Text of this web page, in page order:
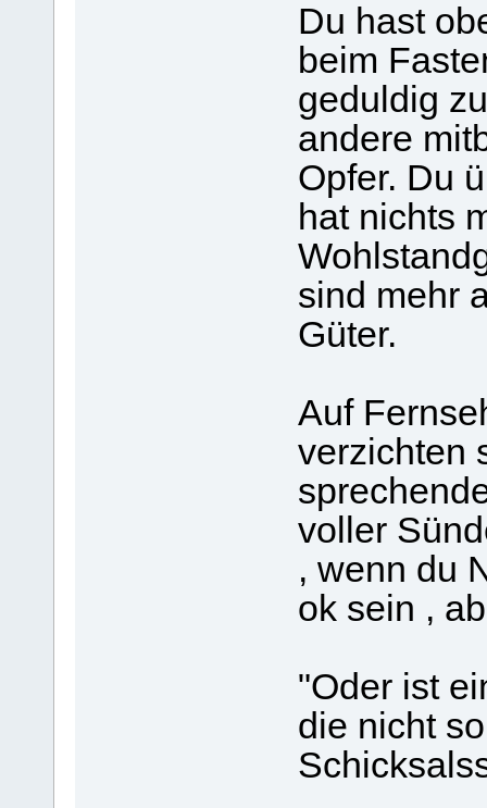
Du hast
beim
geduldig
andere
Opfer. Du
hat nichts
sind mehr
Güter.
Auf
verzichten
voller
, wenn du
ok sein ,
"Oder ist
die nicht